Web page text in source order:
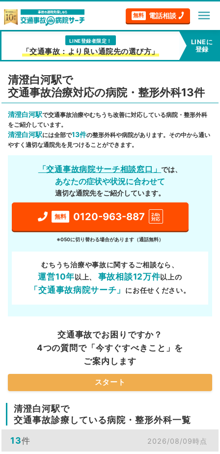
無料 電話相談 menu
LINE登録者限定！
「交通事故：より良い通院先の選び方」
LINEに
登録
清澄白河駅で
交通事故治療対応の病院・整形外科13件
清澄白河駅で交通事故治療やむちうち改善に対応している病院・整形外科
をご紹介しています。
清澄白河駅には全部で13件の整形外科や病院があります。その中から通い
やすく適切な通院先を見つけることができます。
「交通事故病院サーチ相談窓口」では、
あなたの症状や状況に合わせて
適切な通院先をご紹介しています。
無料 0120-963-887
24h
対応
※050に切り替わる場合があります（通話無料）
むちうち治療や事故に関するご相談なら、
運営10年以上、 事故相談12万件以上の
「交通事故病院サーチ」 にお任せください。
交通事故でお困りですか？
4つの質問で「今すぐすべきこと」を
ご案内します
スタート
清澄白河駅で
交通事故診療している病院・整形外科一覧
13件 2026/08/09時点